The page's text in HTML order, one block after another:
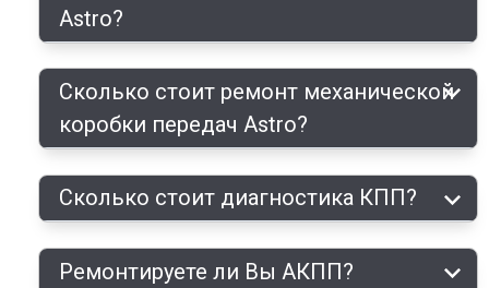
Astro?
Сколько стоит ремонт механической
коробки передач Astro?
Сколько стоит диагностика КПП?
Ремонтируете ли Вы АКПП?